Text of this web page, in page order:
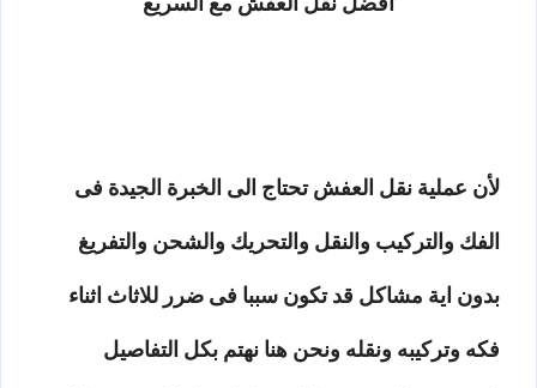
لأن عملية نقل العفش تحتاج الى الخبرة الجيدة فى
الفك والتركيب والنقل والتحريك والشحن والتفريغ
بدون اية مشاكل قد تكون سببا فى ضرر للاثاث اثناء
فكه وتركيبه ونقله ونحن هنا نهتم بكل التفاصيل